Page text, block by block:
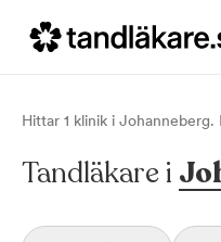
Hittar 1 klinik i Johanneberg.
Tandläkare i